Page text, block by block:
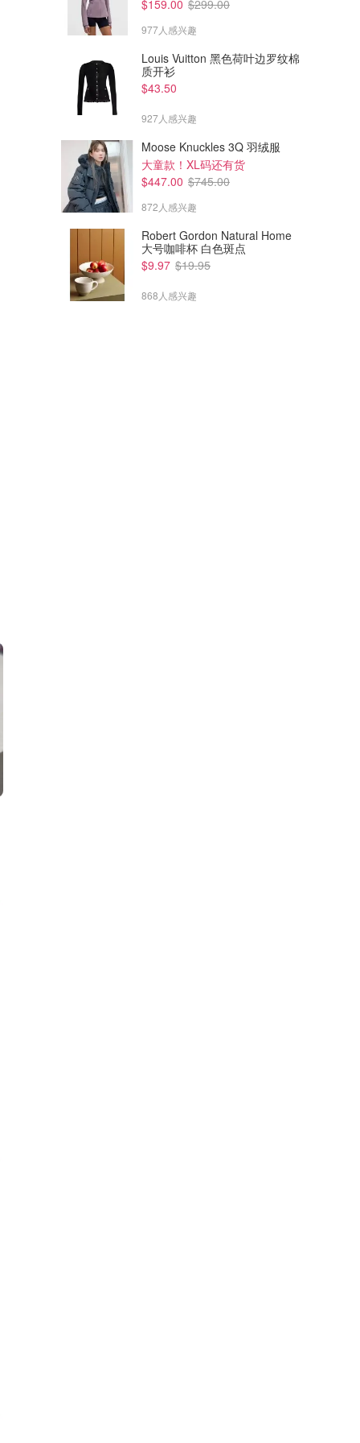
Vivienne Westwood 蝴蝶结露
Burberry 双排扣斗篷
Eraldo
$159.00 $299.00
977人感兴趣
Louis Vuitton 黑色荷叶边罗纹棉
质开衫
$43.50
927人感兴趣
Moose Knuckles 3Q 羽绒服
大童款！XL码还有货
$447.00 $745.00
872人感兴趣
Robert Gordon Natural Home
大号咖啡杯 白色斑点
$9.97 $19.95
868人感兴趣